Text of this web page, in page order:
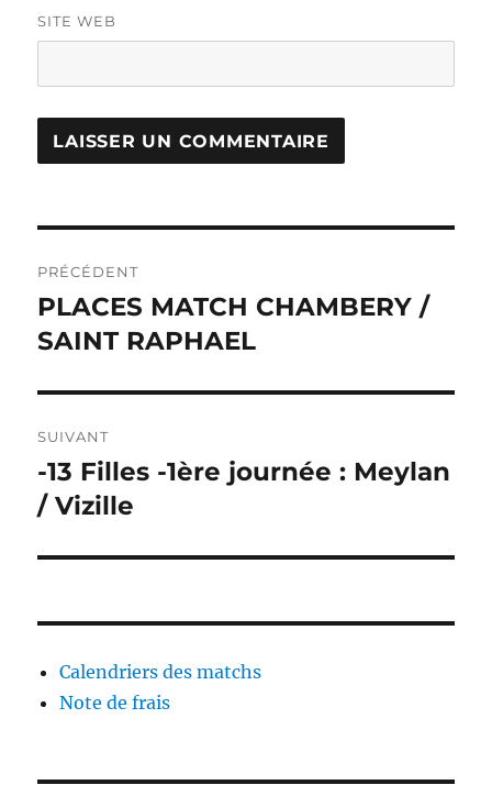
SITE WEB
de
l’article
PRÉCÉDENT
Publication
précédente :
PLACES MATCH CHAMBERY /
SAINT RAPHAEL
SUIVANT
Publication
suivante :
-13 Filles -1ère journée : Meylan
/ Vizille
Calendriers des matchs
Note de frais